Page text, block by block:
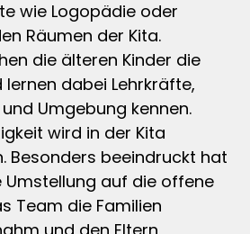
wie Logopädie oder
Räumen der Kita.
die älteren Kinder die
dabei Lehrkräfte,
Umgebung kennen.
wird in der Kita
Besonders beeindruckt hat
Umstellung auf die offene
Team die Familien